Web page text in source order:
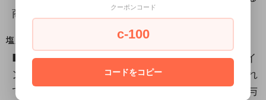
商品は除きます。
塩川光明堂・路線便
■必ずログインした状態でご購入ください。ログイ
ンせずに購入してしまうと、せっかく会員登録され
ていても一般価格での販売になり、ポイントも付与
クーポンコード
c-100
コードをコピー